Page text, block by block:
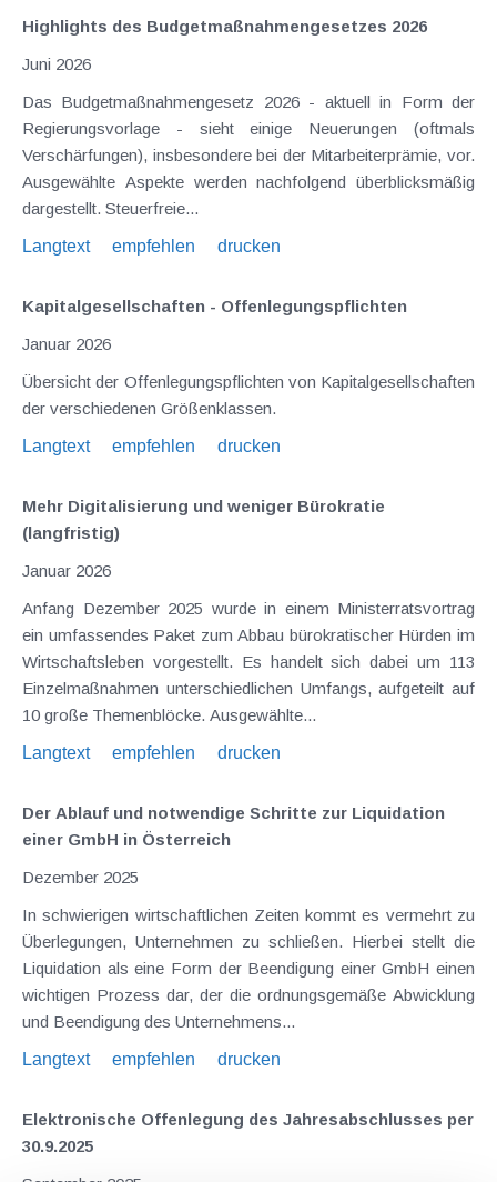
Highlights des Budgetmaßnahmen​­gesetzes 2026
Juni 2026
Das Budgetmaßnahmengesetz 2026 - aktuell in Form der
Regierungsvorlage - sieht einige Neuerungen (oftmals
Verschärfungen), insbesondere bei der Mitarbeiterprämie, vor.
Ausgewählte Aspekte werden nachfolgend überblicksmäßig
dargestellt. Steuerfreie...
Langtext
empfehlen drucken
Kapitalgesellschaften - Offenlegungspflichten
Januar 2026
Übersicht der Offenlegungspflichten von Kapitalgesellschaften
der verschiedenen Größenklassen.
Langtext
empfehlen drucken
Mehr Digitalisierung und weniger Bürokratie
(langfristig)
Januar 2026
Anfang Dezember 2025 wurde in einem Ministerratsvortrag
ein umfassendes Paket zum Abbau bürokratischer Hürden im
Wirtschaftsleben vorgestellt. Es handelt sich dabei um 113
Einzelmaßnahmen unterschiedlichen Umfangs, aufgeteilt auf
10 große Themenblöcke. Ausgewählte...
Langtext
empfehlen drucken
Der Ablauf und notwendige Schritte zur Liquidation
einer GmbH in Österreich
Dezember 2025
In schwierigen wirtschaftlichen Zeiten kommt es vermehrt zu
Überlegungen, Unternehmen zu schließen. Hierbei stellt die
Liquidation als eine Form der Beendigung einer GmbH einen
wichtigen Prozess dar, der die ordnungsgemäße Abwicklung
und Beendigung des Unternehmens...
Langtext
empfehlen drucken
Elektronische Offenlegung des Jahresabschlusses per
30.9.2025